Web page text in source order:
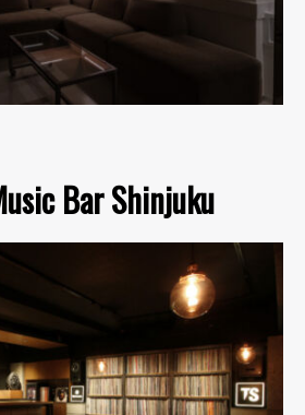
Bar Shinjuku